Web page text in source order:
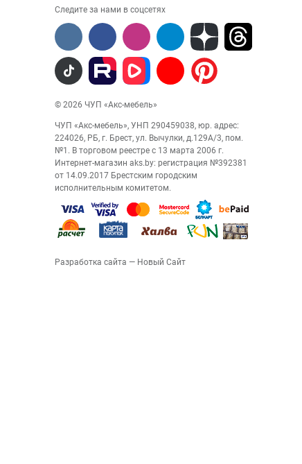
Следите за нами в соцсетях
© 2026 ЧУП «Акс-мебель»
ЧУП «Акс-мебель», УНП 290459038, юр. адрес:
224026, РБ, г. Брест, ул. Вычулки, д.129А/3, пом.
№1. В торговом реестре с 13 марта 2006 г.
Интернет-магазин aks.by: регистрация №392381
от 14.09.2017 Брестским городским
исполнительным комитетом.
Разработка сайта — Новый Сайт